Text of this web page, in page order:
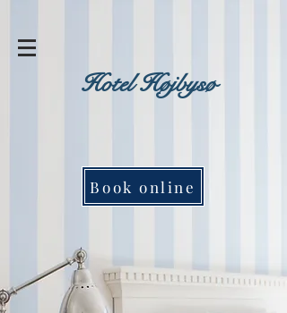
Hotel Højbysø
Book online